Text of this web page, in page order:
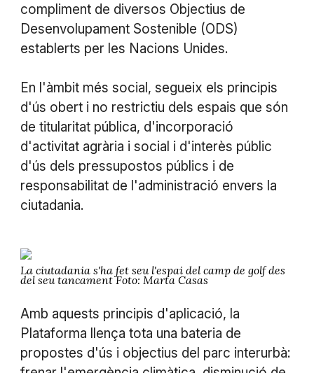
compliment de diversos Objectius de
Desenvolupament Sostenible (ODS)
establerts per les Nacions Unides.
En l'àmbit més social, segueix els principis
d'ús obert i no restrictiu dels espais que són
de titularitat pública, d'incorporació
d'activitat agrària i social i d'interès públic
d'ús dels pressupostos públics i de
responsabilitat de l'administració envers la
ciutadania.
La ciutadania s'ha fet seu l'espai del camp de golf des
del seu tancament Foto: Marta Casas
Amb aquests principis d'aplicació, la
Plataforma llença tota una bateria de
propostes d'ús i objectius del parc interurbà: